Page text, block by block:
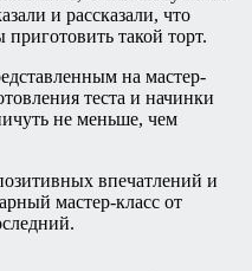
и рассказали, что
приготовить такой торт.
на мастер-
теста и начинки
не меньше, чем
впечатлений и
мастер-класс от